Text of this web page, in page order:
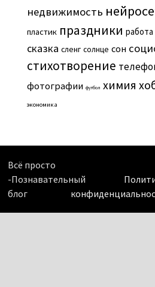
недвижимость
пластик праздники работа
сказка сленг солнце сон
стихотворение
фотографии футбол химия
экономика
Всё просто
-Познавательный
блог